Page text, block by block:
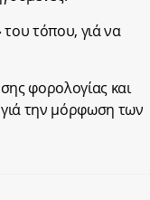
τόπου, γιά να
φορολογίας και
γιά την μόρφωση των